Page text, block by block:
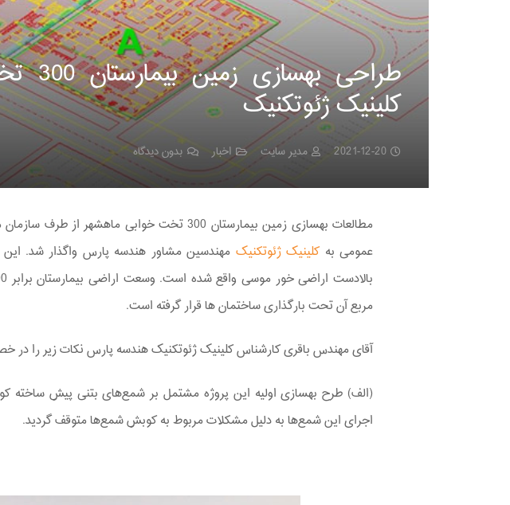
طراحی
کلینیک ژئوتکنیک
2021-12-20 مدیر سایت اخبار بدون دیدگاه
مطالعات بهسازی زمین بیمارستان 300 تخت خوابی
عمومی به کلینیک ژئوتکنیک مهندسین مشاور هندسه پارس واگذار شد.
مربع آن تحت بارگذاری ساختمان ها قرار گرفته است.
آقای مهندس باقری کارشناس کلینیک ژئوتکنیک هندسه پارس نکات زیر را در
(الف) طرح بهسازی اولیه این پروژه مشتمل بر شمع‌های بتنی پیش ساخته
اجرای این شمع‌ها به دلیل مشکلات مربوط به کوبش شمع‌ها متوقف گردید.